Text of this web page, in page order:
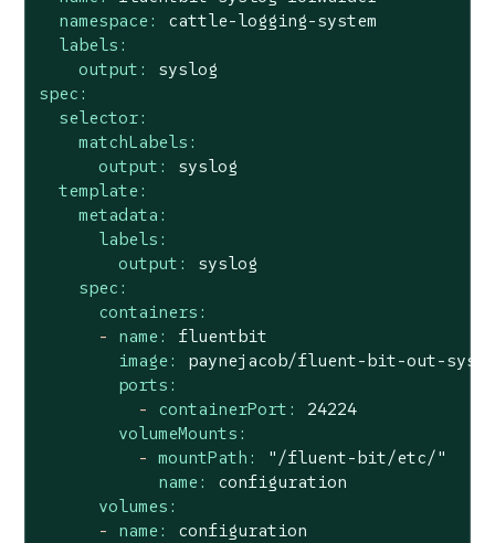
namespace:
cattle-logging-system
labels:
output:
syslog
spec:
selector:
matchLabels:
output:
syslog
template:
metadata:
labels:
output:
syslog
spec:
containers:
-
name:
fluentbit
image:
paynejacob/fluent-bit-out-
ports:
-
containerPort:
24224
volumeMounts:
- mountPath:
"/fluent-bit/etc/"
name:
configuration
volumes:
-
name:
configuration